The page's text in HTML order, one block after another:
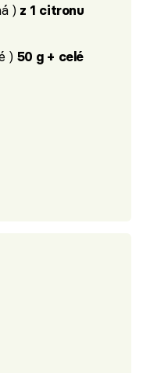
) z 1 citronu
) 50 g + celé